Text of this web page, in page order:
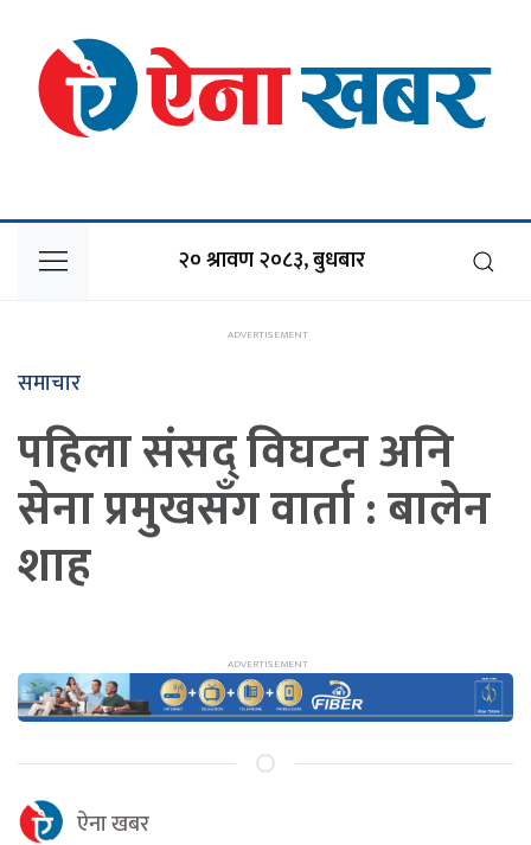
२० श्रावण २०८३, बुधबार
समाचार
पहिला संसद् विघटन अनि
सेना प्रमुखसँग वार्ता : बालेन
शाह
ऐना खबर